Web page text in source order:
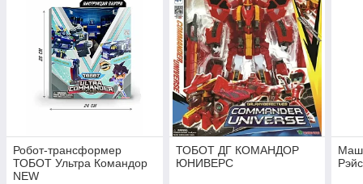
Робот-трансформер
ТОБОТ Ультра Командор
NEW
ТОБОТ ДГ КОМАНДОР
ЮНИВЕРС